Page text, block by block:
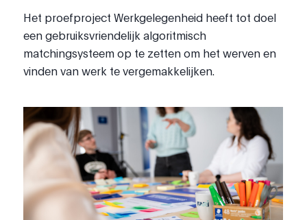
Het proefproject Werkgelegenheid heeft tot doel
een gebruiksvriendelijk algoritmisch
matchingsysteem op te zetten om het werven en
vinden van werk te vergemakkelijken.